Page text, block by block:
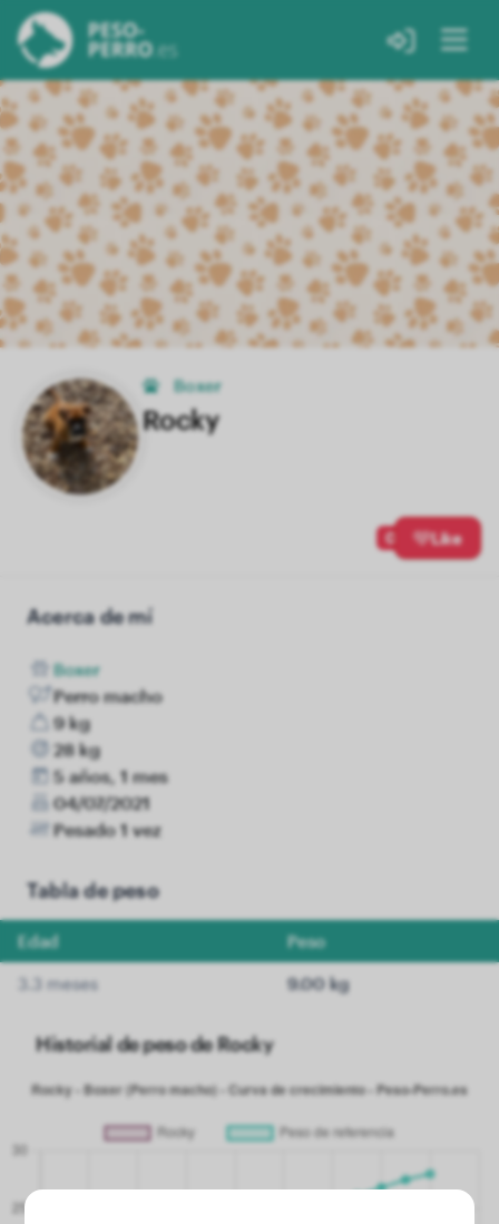
Boxer
Rocky
0 Like
Acerca de mí
Boxer
Perro macho
9 kg
28 kg
5 años, 1 mes
04/07/2021
Pesado 1 vez
Tabla de peso
Edad Peso
3.3 meses 9.00 kg
Historial de peso de Rocky